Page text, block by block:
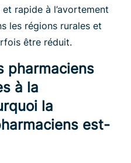
rapide à l’avortement
les régions rurales et
être réduit.
pharmaciens
à la
la
est-